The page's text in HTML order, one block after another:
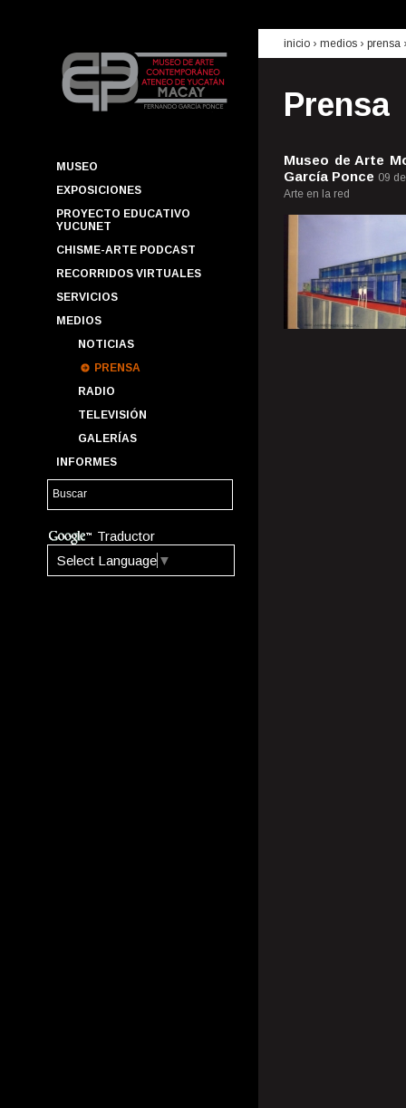
MUSEO
EXPOSICIONES
PROYECTO EDUCATIVO
YUCUNET
CHISME-ARTE PODCAST
RECORRIDOS VIRTUALES
SERVICIOS
MEDIOS
NOTICIAS
PRENSA
RADIO
TELEVISIÓN
GALERÍAS
INFORMES
Traductor
Select Language ▼
inicio › medios › prensa
Prensa
Museo de Arte
García Ponce 09
Arte en la red